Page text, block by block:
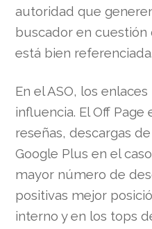
autoridad que
buscador en cuestión
está bien referenciada.
En el ASO, los
influencia. El Off
reseñas, descargas
Google Plus en el
mayor número de
positivas mejor
interno y en los tops